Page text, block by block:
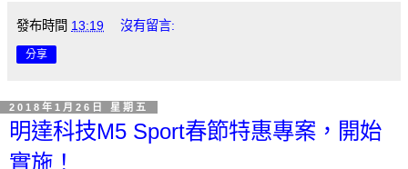
發布時間 13:19 沒有留言:
分享
2018年1月26日 星期五
明達科技M5 Sport春節特惠專案，開始
實施！